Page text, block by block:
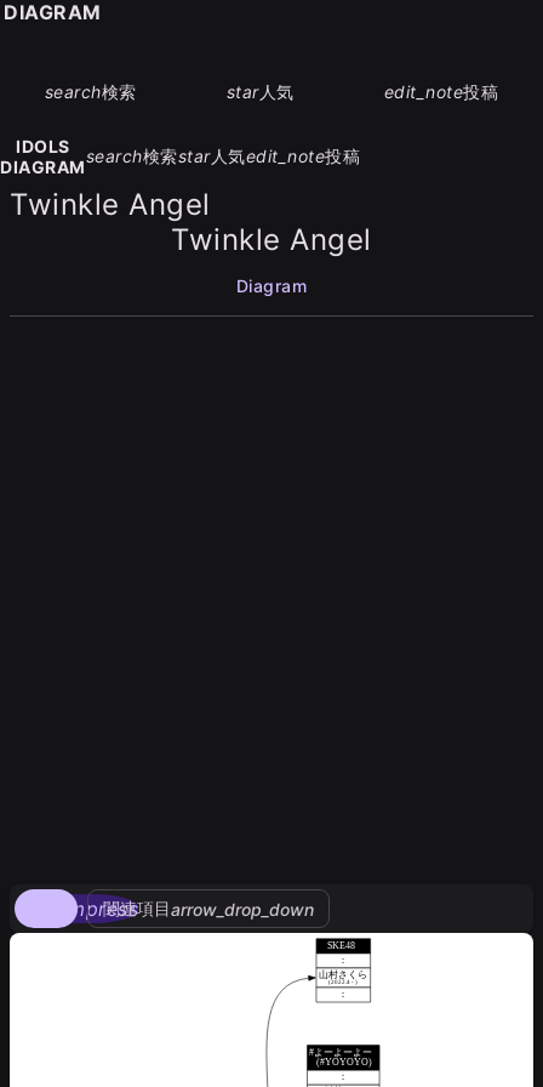
search検索 star人気 edit_note投稿
IDOLS
DIAGRAM
search検索star人気edit_note投稿
Twinkle Angel
Twinkle Angel
Diagram
compress
関連項目arrow_drop_down